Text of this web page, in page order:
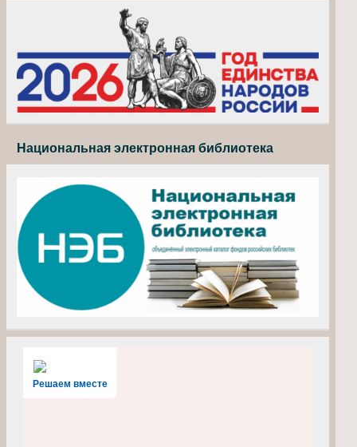
Национальная электронная библиотека
Решаем вместе